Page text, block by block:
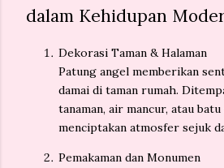
dalam Kehidupan
Dekorasi Taman & Halaman
Patung angel memberikan
damai di taman rumah.
tanaman, air mancur, atau
menciptakan atmosfer sejuk
Pemakaman dan Monumen